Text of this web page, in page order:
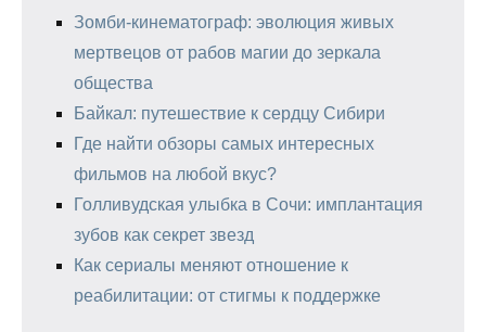
Зомби-кинематограф: эволюция живых
мертвецов от рабов магии до зеркала
общества
Байкал: путешествие к сердцу Сибири
Где найти обзоры самых интересных
фильмов на любой вкус?
Голливудская улыбка в Сочи: имплантация
зубов как секрет звезд
Как сериалы меняют отношение к
реабилитации: от стигмы к поддержке